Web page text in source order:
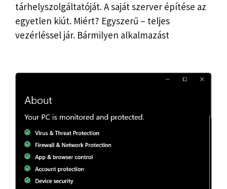
tárhelyszolgáltatóját. A saját szerver építése az
egyetlen kiút. Miért? Egyszerű – teljes
vezérléssel jár. Bármilyen alkalmazást